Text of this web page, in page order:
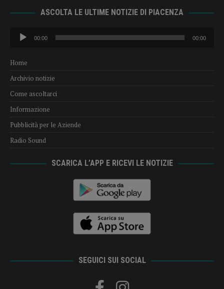
ASCOLTA LE ULTIME NOTIZIE DI PIACENZA
Audio
Player
00:00 00:00
Home
Archivio notizie
Come ascoltarci
Informazione
Pubblicità per le Aziende
Radio Sound
SCARICA L’APP E RICEVI LE NOTIZIE
SEGUICI SUI SOCIAL